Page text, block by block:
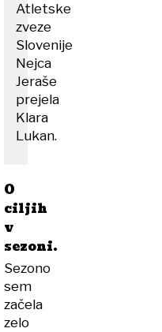
Atletske
zveze
Slovenije
Nejca
Jeraše
prejela
Klara
Lukan.
O
ciljih
v
sezoni.
Sezono
sem
začela
zelo